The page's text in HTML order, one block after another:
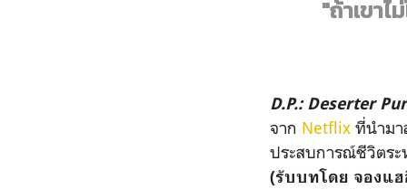
"ถ้าเขาไ
D.P.: Deserter
จาก Netflix ที่นำมา
ประสบการณ์ชีวิตระ
(รับบทโดย จองแ